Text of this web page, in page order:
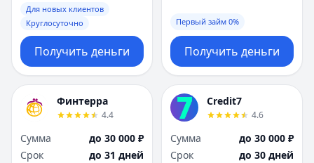
Для новых клиентов
Круглосуточно
Получить деньги
Первый займ 0%
Получить деньги
Финтерра
4.4
Сумма
до 30 000 ₽
Срок
до 31 дней
Credit7
4.6
Сумма
до 30 000 ₽
Срок
до 30 дней